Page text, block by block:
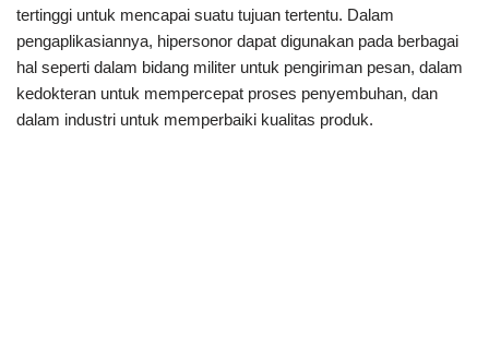
tertinggi untuk mencapai suatu tujuan tertentu. Dalam
pengaplikasiannya, hipersonor dapat digunakan pada berbagai
hal seperti dalam bidang militer untuk pengiriman pesan, dalam
kedokteran untuk mempercepat proses penyembuhan, dan
dalam industri untuk memperbaiki kualitas produk.